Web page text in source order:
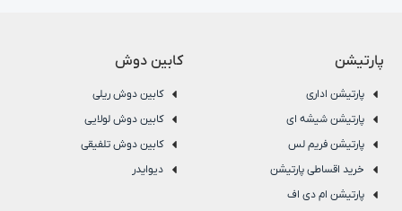
پارتیشن
پارتیشن اداری
پارتیشن شیشه ای
پارتیشن فریم لس
خرید اقساطی پارتیشن
پارتیشن ام دی اف
کابین دوش
کابین دوش ریلی
کابین دوش لولایی
کابین دوش تلفیقی
دیوایدر